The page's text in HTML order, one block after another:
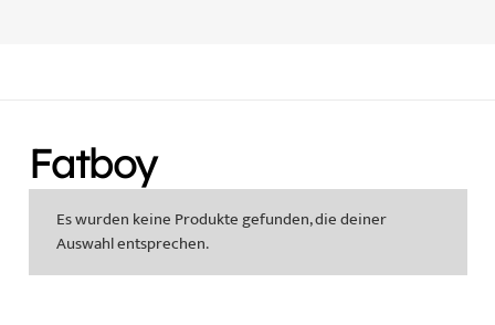
Fatboy
Es wurden keine Produkte gefunden, die deiner
Auswahl entsprechen.